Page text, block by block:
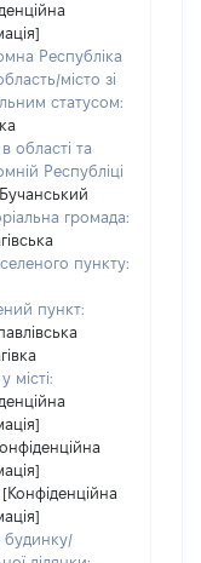
Республіка
місто зі
статусом:
області та
Республіці
Бучанський
громада:
пункту:
пункт:
місті:
[Конфіденційна
будинку/